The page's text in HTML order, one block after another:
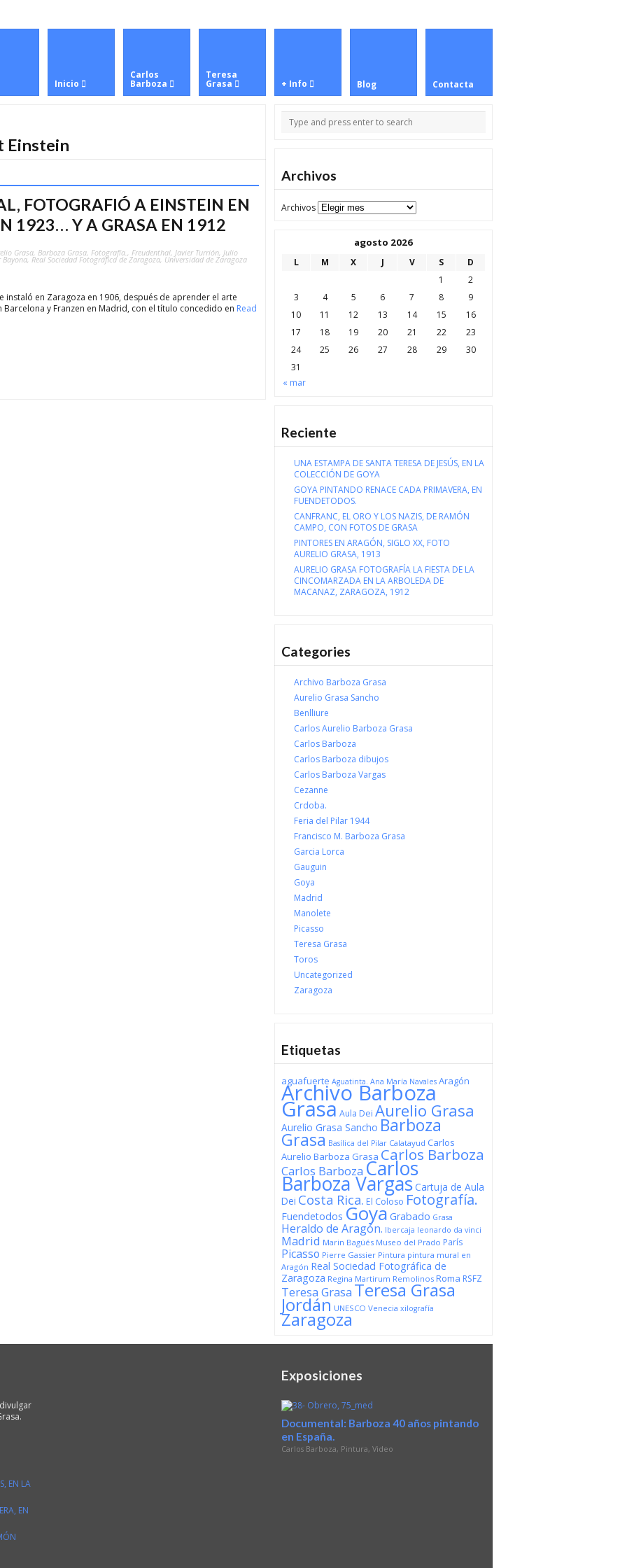
Inicio
Carlos
Barboza
Teresa
Grasa + Info Blog Contacta
Einstein
FOTOGRAFIÓ A EINSTEIN EN
1923… Y A GRASA EN 1912
Grasa, Barboza Grasa, Fotografía., Freudenthal, Javier Turrión, Julio
Bayona, Real Sociedad Fotográfica de Zaragoza, Universidad de Zaragoza
en Zaragoza en 1906, después de aprender el arte
y Franzen en Madrid, con el título concedido en Read
Archivos
Archivos
agosto 2026
L M X J V S D
« mar
1
2
3
4 5 6 7 8
9
10
11 12 13 14 15
16
17
18 19 20 21 22
23
24
25 26 27 28 29
30
31
Reciente
UNA ESTAMPA DE SANTA TERESA DE JESÚS, EN LA
COLECCIÓN DE GOYA
GOYA PINTANDO RENACE CADA PRIMAVERA, EN
FUENDETODOS.
CANFRANC, EL ORO Y LOS NAZIS, DE RAMÓN
CAMPO, CON FOTOS DE GRASA
PINTORES EN ARAGÓN, SIGLO XX, FOTO
AURELIO GRASA, 1913
AURELIO GRASA FOTOGRAFÍA LA FIESTA DE LA
CINCOMARZADA EN LA ARBOLEDA DE
MACANAZ, ZARAGOZA, 1912
Categories
Archivo Barboza Grasa
Aurelio Grasa Sancho
Benlliure
Carlos Aurelio Barboza Grasa
Carlos Barboza
Carlos Barboza dibujos
Carlos Barboza Vargas
Cezanne
Crdoba.
Feria del Pilar 1944
Francisco M. Barboza Grasa
Garcia Lorca
Gauguin
Goya
Madrid
Manolete
Picasso
Teresa Grasa
Toros
Uncategorized
Zaragoza
Etiquetas
aguafuerte Aguatinta. Ana María Navales Aragón
Archivo Barboza
Grasa Aula Dei Aurelio Grasa
Aurelio Grasa Sancho Barboza
Grasa Basílica del Pilar Calatayud Carlos
Aurelio Barboza Grasa Carlos Barboza
Carlos BarbozaCarlos
Barboza Vargas Cartuja de Aula
Dei Costa Rica. El Coloso Fotografía.
Fuendetodos GoyaGrabado Grasa
Heraldo de Aragón. Ibercaja leonardo da vinci
Madrid Marin Bagüés Museo del Prado París
Picasso Pierre Gassier Pintura pintura mural en
Aragón Real Sociedad Fotográfica de
Zaragoza Regina Martirum Remolinos Roma RSFZ
Teresa Grasa Teresa Grasa
Jordán UNESCO Venecia xilografía
Zaragoza
EN LA
EN
Exposiciones
Documental: Barboza 40 años pintando
en España.
Carlos Barboza, Pintura, Video